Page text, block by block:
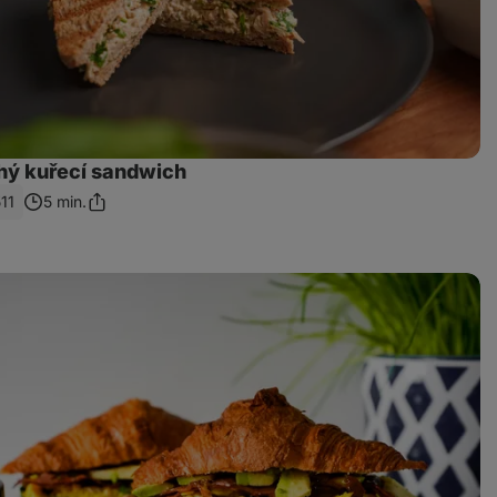
kuřecí sandwich
5 min.Sdílet